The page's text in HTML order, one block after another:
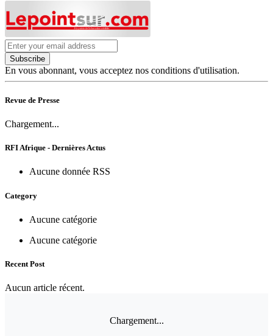
Subscribe
En vous abonnant, vous acceptez nos conditions d'utilisation.
Revue de Presse
Chargement...
RFI Afrique - Dernières Actus
Aucune donnée RSS
Category
Aucune catégorie
Aucune catégorie
Recent Post
Aucun article récent.
Chargement...